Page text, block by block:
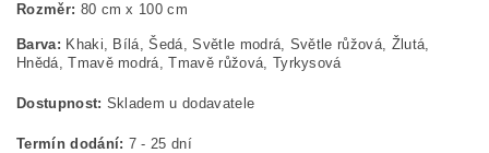
Rozměr: 80 cm x 100 cm
Barva: Khaki, Bílá, Šedá, Světle modrá, Světle růžová, Žlutá,
Hnědá, Tmavě modrá, Tmavě růžová, Tyrkysová
Dostupnost: Skladem u dodavatele
Termín dodání: 7 - 25 dní